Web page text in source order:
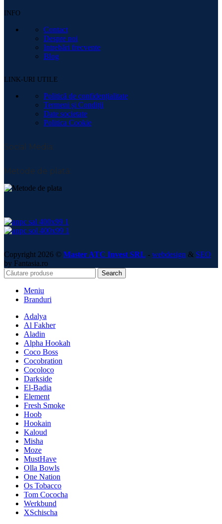
INFO
Contact
Despre noi
Intrebări frecvente
Blog
LINK-URI UTILE
Politică de confidențialitate
Termeni și Condiții
Date societate
Politica Cookie
Social Media:
Metode de plată:
Copyright 2026 © Master ATC Invest SRL - webdesign & SEO
by Fantasia.ro
Search
Meniu
Branduri
Adalya
Al Fakher
Aladin
Alpha Hookah
Coco Boss
Cocobration
Cocoloco
Darkside
El-Badia
Element
Fresh Smoke
Hoob
Hookain
Kaloud
Misha
Moze
MustHave
Olla Bowls
One Nation
Os Tobacco
Tom Cococha
Werkbund
XSchischa